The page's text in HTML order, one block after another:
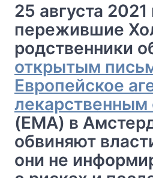
25 августа
пережившие
родственники
открытым
Европейское
лекарственным
(EMA) в
обвиняют
они не